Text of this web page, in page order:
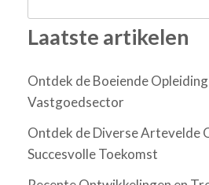
Laatste artikelen
Ontdek de Boeiende
Vastgoedsector
Ontdek de Diverse Artevelde
Succesvolle Toekomst